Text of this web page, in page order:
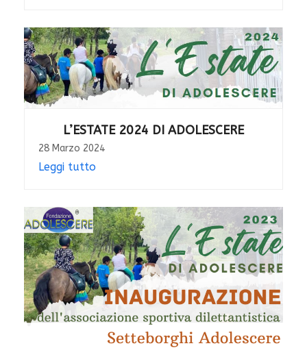
L’ESTATE 2024 DI ADOLESCERE
28 Marzo 2024
Leggi tutto